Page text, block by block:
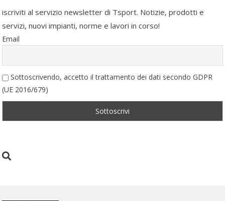
iscriviti al servizio newsletter di Tsport. Notizie, prodotti e
servizi, nuovi impianti, norme e lavori in corso!
Email
Sottoscrivendo, accetto il trattamento dei dati secondo GDPR
(UE 2016/679)